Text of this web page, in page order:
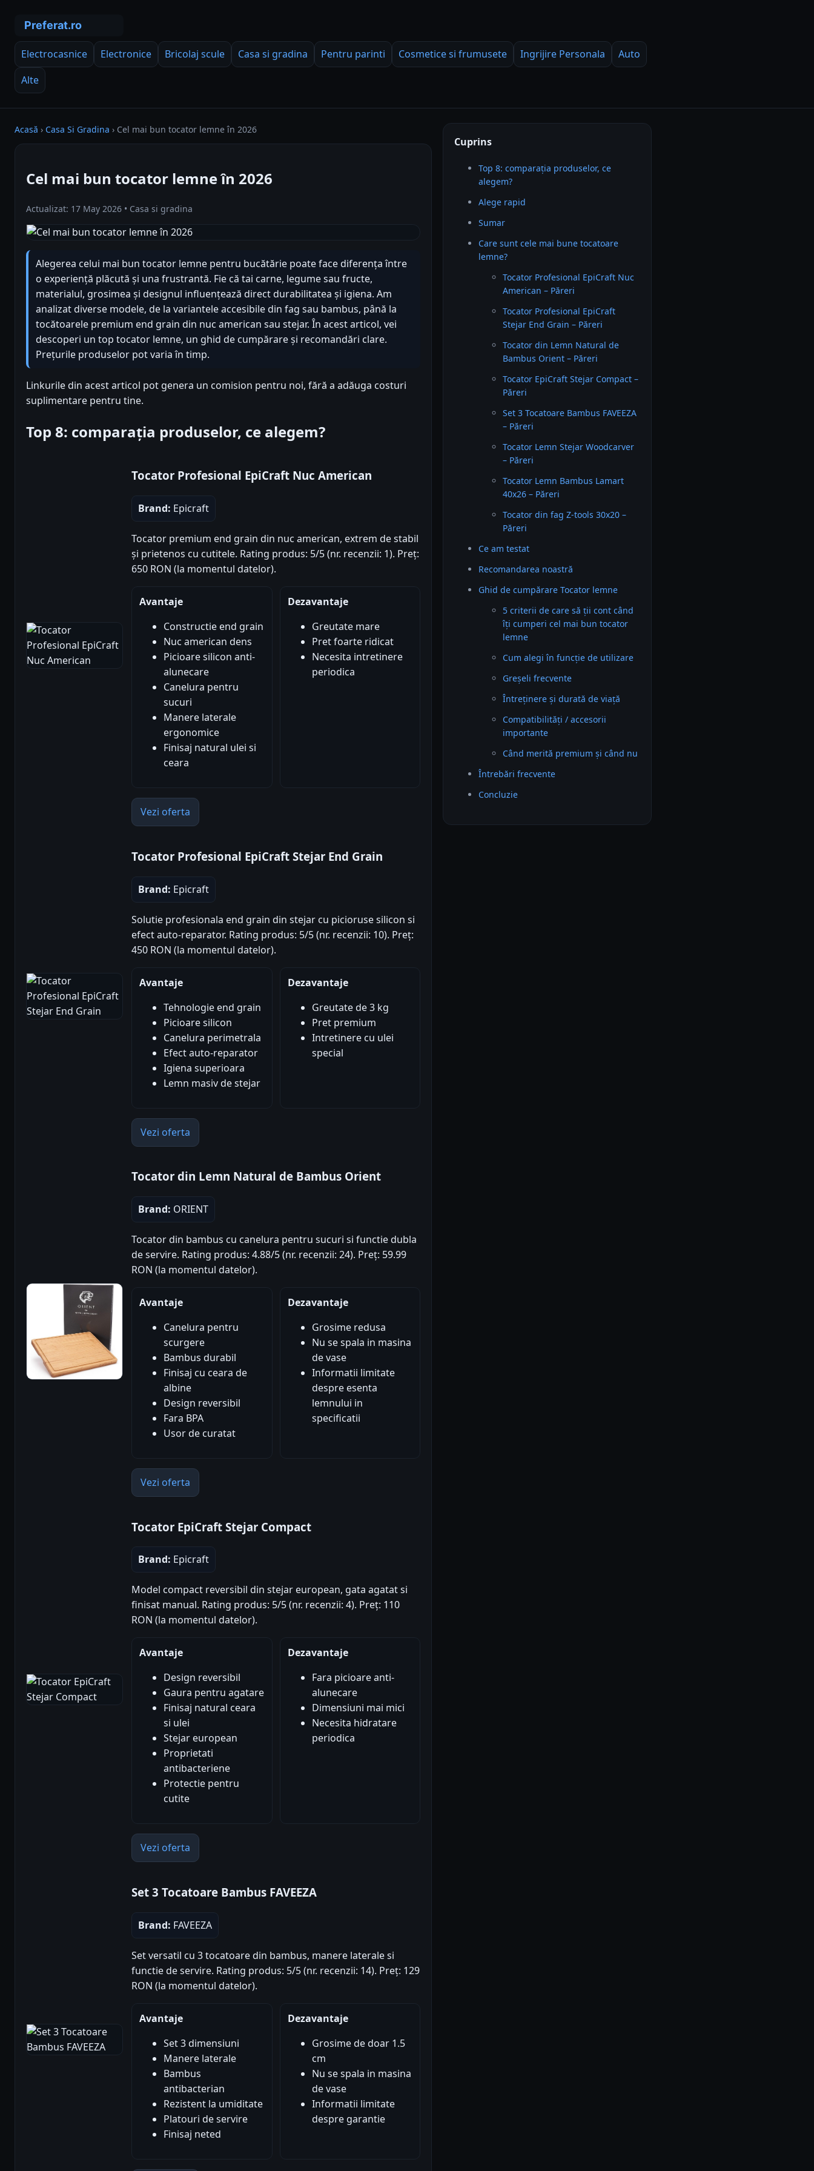
Electrocasnice Electronice Bricolaj scule Casa si gradina Pentru parinti Cosmetice si frumusete Ingrijire Personala
Auto
Alte
Acasă › Casa Si Gradina › Cel mai bun tocator lemne în 2026
Cel mai bun tocator lemne în 2026
Actualizat: 17 May 2026 • Casa si gradina
Alegerea celui mai bun tocator lemne pentru bucătărie poate face diferența între
o experiență plăcută și una frustrantă. Fie că tai carne, legume sau fructe,
materialul, grosimea și designul influențează direct durabilitatea și igiena. Am
analizat diverse modele, de la variantele accesibile din fag sau bambus, până la
tocătoarele premium end grain din nuc american sau stejar. În acest articol, vei
descoperi un top tocator lemne, un ghid de cumpărare și recomandări clare.
Prețurile produselor pot varia în timp.
Linkurile din acest articol pot genera un comision pentru noi, fără a adăuga costuri
suplimentare pentru tine.
Top 8: comparația produselor, ce alegem?
Tocator Profesional EpiCraft Nuc American
Brand: Epicraft
Tocator premium end grain din nuc american, extrem de stabil
și prietenos cu cutitele. Rating produs: 5/5 (nr. recenzii: 1). Preț:
650 RON (la momentul datelor).
Avantaje
Constructie end grain
Nuc american dens
Picioare silicon anti-
alunecare
Canelura pentru
sucuri
Manere laterale
ergonomice
Finisaj natural ulei si
ceara
Dezavantaje
Greutate mare
Pret foarte ridicat
Necesita intretinere
periodica
Vezi oferta
Tocator Profesional EpiCraft Stejar End Grain
Brand: Epicraft
Solutie profesionala end grain din stejar cu picioruse silicon si
efect auto-reparator. Rating produs: 5/5 (nr. recenzii: 10). Preț:
450 RON (la momentul datelor).
Avantaje
Tehnologie end grain
Picioare silicon
Canelura perimetrala
Efect auto-reparator
Igiena superioara
Lemn masiv de stejar
Dezavantaje
Greutate de 3 kg
Pret premium
Intretinere cu ulei
special
Vezi oferta
Tocator din Lemn Natural de Bambus Orient
Brand: ORIENT
Tocator din bambus cu canelura pentru sucuri si functie dubla
de servire. Rating produs: 4.88/5 (nr. recenzii: 24). Preț: 59.99
RON (la momentul datelor).
Avantaje
Canelura pentru
scurgere
Bambus durabil
Finisaj cu ceara de
albine
Design reversibil
Fara BPA
Usor de curatat
Dezavantaje
Grosime redusa
Nu se spala in masina
de vase
Informatii limitate
despre esenta
lemnului in
specificatii
Vezi oferta
Tocator EpiCraft Stejar Compact
Brand: Epicraft
Model compact reversibil din stejar european, gata agatat si
finisat manual. Rating produs: 5/5 (nr. recenzii: 4). Preț: 110
RON (la momentul datelor).
Avantaje
Design reversibil
Gaura pentru agatare
Finisaj natural ceara
si ulei
Stejar european
Proprietati
antibacteriene
Protectie pentru
cutite
Dezavantaje
Fara picioare anti-
alunecare
Dimensiuni mai mici
Necesita hidratare
periodica
Vezi oferta
Set 3 Tocatoare Bambus FAVEEZA
Brand: FAVEEZA
Set versatil cu 3 tocatoare din bambus, manere laterale si
functie de servire. Rating produs: 5/5 (nr. recenzii: 14). Preț: 129
RON (la momentul datelor).
Avantaje
Set 3 dimensiuni
Manere laterale
Bambus
antibacterian
Rezistent la umiditate
Platouri de servire
Finisaj neted
Dezavantaje
Grosime de doar 1.5
cm
Nu se spala in masina
de vase
Informatii limitate
despre garantie
Cuprins
Top 8: comparația produselor, ce
alegem?
Alege rapid
Sumar
Care sunt cele mai bune tocatoare
lemne?
Tocator Profesional EpiCraft Nuc
American – Păreri
Tocator Profesional EpiCraft
Stejar End Grain – Păreri
Tocator din Lemn Natural de
Bambus Orient – Păreri
Tocator EpiCraft Stejar Compact –
Păreri
Set 3 Tocatoare Bambus FAVEEZA
– Păreri
Tocator Lemn Stejar Woodcarver
– Păreri
Tocator Lemn Bambus Lamart
40x26 – Păreri
Tocator din fag Z-tools 30x20 –
Păreri
Ce am testat
Recomandarea noastră
Ghid de cumpărare Tocator lemne
5 criterii de care să ții cont când
îți cumperi cel mai bun tocator
lemne
Cum alegi în funcție de utilizare
Greșeli frecvente
Întreținere și durată de viață
Compatibilități / accesorii
importante
Când merită premium și când nu
Întrebări frecvente
Concluzie